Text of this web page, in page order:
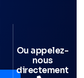
Ou appelez-
nous
directement